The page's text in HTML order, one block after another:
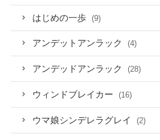
はじめの一歩 (9)
アンデットアンラック (4)
アンデッドアンラック (28)
ウィンドブレイカー (16)
ウマ娘シンデレラグレイ (2)